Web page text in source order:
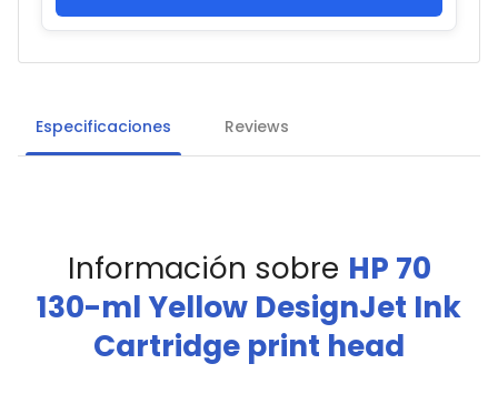
Especificaciones Reviews
Información sobre HP 70
130-ml Yellow DesignJet Ink
Cartridge print head